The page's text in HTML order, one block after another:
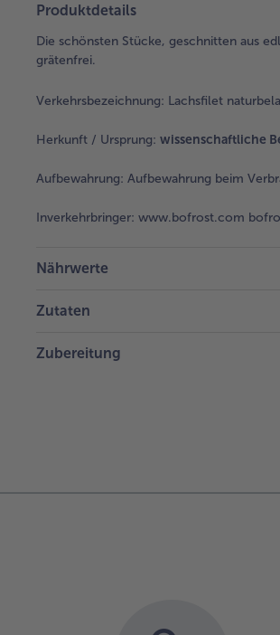
Produktdetails
Die schönsten Stücke, geschnitten aus
grätenfrei.
Verkehrsbezeichnung: Lachsfilet
Herkunft / Ursprung: wissenschaftliche
Aufbewahrung: Aufbewahrung beim
Inverkehrbringer: www.bofrost.com
Nährwerte
Zutaten
Zubereitung